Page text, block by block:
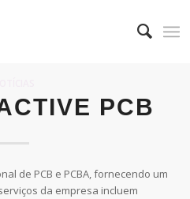
PCB
de PCB e PCBA, fornecendo um
da empresa incluem